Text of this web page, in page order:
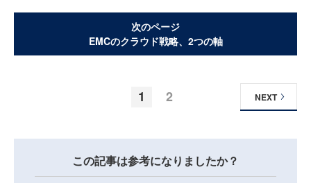
次のページ
EMCのクラウド戦略、2つの軸
1 2 NEXT
この記事は参考になりましたか？